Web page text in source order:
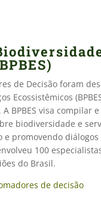
de Decisão foram
Ecossistêmicos
BPBES visa compilar
biodiversidade e
e promovendo
100
do Brasil.
de decisão